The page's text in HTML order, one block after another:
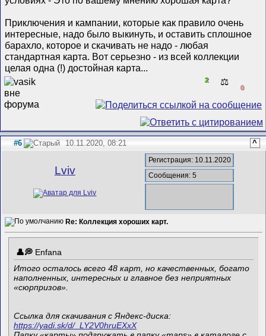
Приключения и кампании, которые как правило очень
интересные, надо было выкинуть, и оставить сплошное
барахло, которое и скачивать не надо - любая
стандартная карта. Вот серьезно - из всей коллекции
целая одна (!) достойная карта...
2 ⚖️
0
#6 10.11.2020, 08:21 ^
Lviv
Регистрация: 10.11.2020
Сообщения: 5
Re: Коллекция хороших карт.
Enfana
Итого осталось всего 48 карт, но качественных, богато
наполненных, интересных и главное без неприятных
«сюрпризов».
Ссылка для скачивания с Яндекс-диска:
https://yadi.sk/d/_LY2V0hruEXxX